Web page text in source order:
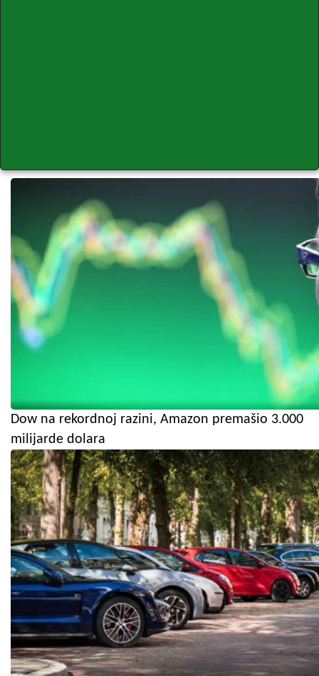
Dow na rekordnoj razini, Amazon premašio 3.000
milijarde dolara